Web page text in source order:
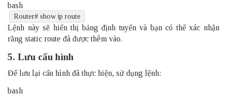
bash
Router# show ip route
Lệnh này sẽ hiển thị bảng định tuyến và bạn có thể xác nhận
rằng static route đã được thêm vào.
5. Lưu cấu hình
Để lưu lại cấu hình đã thực hiện, sử dụng lệnh:
bash